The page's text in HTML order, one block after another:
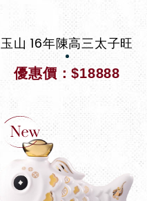
玉山 16年陳高三太子旺
優惠價：$18888